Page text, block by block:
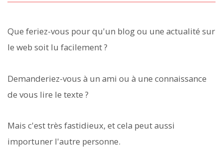
Que feriez-vous pour qu'un blog ou une actualité sur
le web soit lu facilement ?
Demanderiez-vous à un ami ou à une connaissance
de vous lire le texte ?
Mais c'est très fastidieux, et cela peut aussi
importuner l'autre personne.